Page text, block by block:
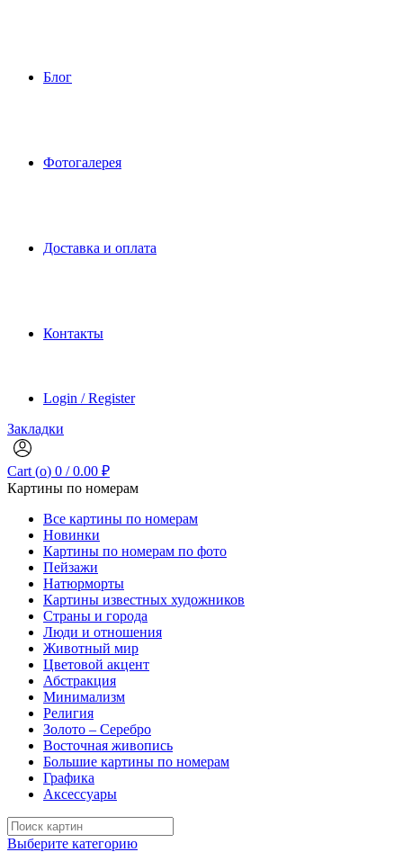
Блог
Фотогалерея
Доставка и оплата
Контакты
Login / Register
Закладки
Cart (o) 0 / 0.00 ₽
Картины по номерам
Все картины по номерам
Новинки
Картины по номерам по фото
Пейзажи
Натюрморты
Картины известных художников
Страны и города
Люди и отношения
Животный мир
Цветовой акцент
Абстракция
Минимализм
Религия
Золото – Серебро
Восточная живопись
Большие картины по номерам
Графика
Аксессуары
Search
for:
Выберите категорию